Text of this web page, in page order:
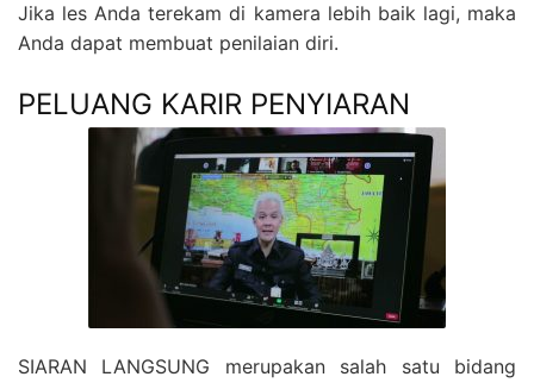
Jika les Anda terekam di kamera lebih baik lagi, maka
Anda dapat membuat penilaian diri.
PELUANG KARIR PENYIARAN
SIARAN LANGSUNG merupakan salah satu bidang